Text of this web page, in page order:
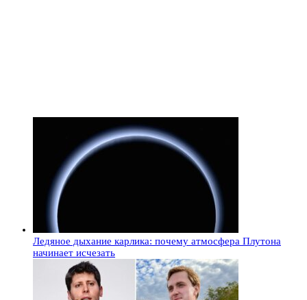
Ледяное дыхание карлика: почему атмосфера Плутона
начинает исчезать